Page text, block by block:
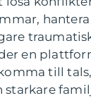
hantera
en
till
starkare